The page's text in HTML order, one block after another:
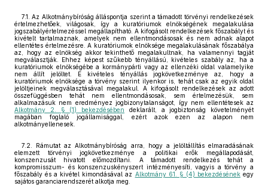
7.1. Az Alkotmánybíróság álláspontja szerint a támadott törvényi rendelkezések
értelmezhetőek, világosak, így a kuratóriumok elnökségének megalakulása
jogszabályértelmezéssel megállapítható. A kifogásolt rendelkezések főszabályt és
kivételt tartalmaznak, amelyek nem ellentmondásosak és nem adnak alapot
ellentétes értelmezésre. A kuratóriumok elnöksége megalakulásának főszabálya
az, hogy az elnökség akkor tekinthető megalakultnak, ha valamennyi tagját
megválasztják. Ehhez képest szűkebb tényállású, kivételes szabály az, ha a
kuratóriumok elnökségébe a kormánypárti vagy az ellenzéki oldal valamelyike
nem állít jelöltet. E kivételes tényállás jogkövetkezménye az, hogy a
kuratóriumok elnöksége a törvény szerint ilyenkor is, tehát csak az egyik oldal
jelöltjeinek megválasztásával megalakul. A kifogásolt rendelkezések az adott
összefüggésben tehát nem ellentmondásosak, sem értelmezésük, sem
alkalmazásuk nem eredményez jogbizonytalanságot, így nem ellentétesek az
Alkotmány 2. § (1) bekezdésében deklarált, a jogbiztonság követelményét
magában foglaló jogállamisággal, ezért azok ezen az alapon nem
alkotmányellenesek.
7.2. Rámutat az Alkotmánybíróság arra, hogy a jelöltállítás elmaradásának
elemzett törvényi jogkövetkezménye a politikai erők megállapodását,
konszenzusát hivatott előmozdítani. A támadott rendelkezés tehát a
kompromisszum- és konszenzuskényszert intézményesíti, vagyis a törvény a
főszabály és a kivétel kimondásával az Alkotmány 61. § (4) bekezdésénekegy
sajátos garanciarendszerét alkotja meg.